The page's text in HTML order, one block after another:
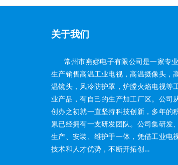
关于我们
常州市燕娜电子有限公司是一家专业
生产销售高温工业电视，高温摄像头，
温镜头，风冷防护罩，炉膛火焰电视等
业产品，有自己的生产加工厂区。公司
创办之初就一直坚持科技创新，多年的
累已经拥有一支研发团队。公司集研发、
生产、安装、维护于一体，凭借工业电
技术和人才优势，不断开拓创…